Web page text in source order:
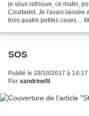
je vous retrouve, ce matin,
Courtadet. Je l'avais laissée
trois quatre petites cases....
SOS
Publié le 28/10/2017 à 14:17
Par sandrinefil